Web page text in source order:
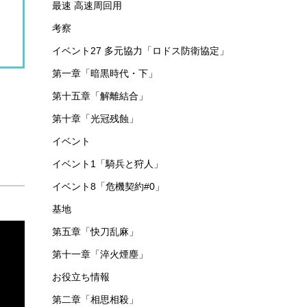
最速 高速周回用
考察
イベント27 多元協力「ロドス防衛協定」
第一章「暗黒時代・下」
第十五章「解離結合」
第十章「光冠残蝕」
イベント
イベント1「騎兵と狩人」
イベント8「危機契約#0」
基地
第五章「快刀乱麻」
第十一章「淬火煙塵」
お役立ち情報
第二章「相思相殺」